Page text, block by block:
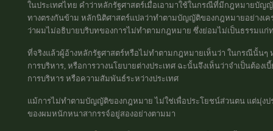
ในประเทศไทย คำว่าหลักรัฐศาสตร์เมื่อเอามาใช้ในกรณีที่มีกฎหมายบัญ
ทางตรงกันข้าม หลักนิติศาสตร์แปลว่าทำตามบัญญัติของกฎหมายอย่างเ
ว่าผมไม่อธิบายบริบทของการไม่ทำตามกฎหมาย ซึ่งย่อมไม่เป็นธรรมแก่
ที่จริงแล้วผู้อ้างหลักรัฐศาสตร์หรือไม่ทำตามกฎหมายเห็นว่า ในกรณีนั้นๆ
การบริหาร, หรือการวางนโยบายต่างประเทศ ฉะนั้นจึงเห็นว่าจำเป็นต้อง
การบริหาร หรือความสัมพันธ์ระหว่างประเทศ
แม้การไม่ทำตามบัญญัติของกฎหมาย ไม่ใช่เพื่อประโยชน์ส่วนตน แต่มุ่ง
ของผมหนักหนาสากรรจ์อยู่สองอย่างตามมา